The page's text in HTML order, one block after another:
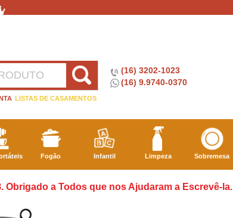
LISTAS DE CASAMENTOS
(16) 3202-1023
(16) 9.9740-0370
Fogão Infantil Limpeza Sobremesa
Obrigado a Todos que nos Ajudaram a Escrevê-la.